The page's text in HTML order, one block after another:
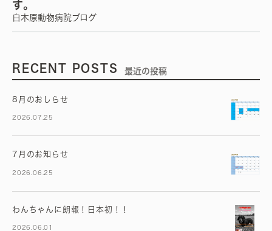
す。
白木原動物病院ブログ
RECENT POSTS 最近の投稿
8月のおしらせ
2026.07.25
7月のお知らせ
2026.06.25
わんちゃんに朗報！日本初！！
2026.06.01